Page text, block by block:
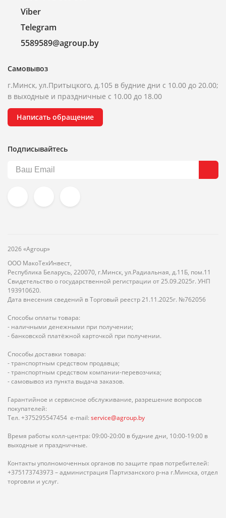
Viber
Telegram
5589589@agroup.by
Самовывоз
г.Минск, ул.Притыцкого, д.105 в будние дни с 10.00 до 20.00;
в выходные и праздничные с 10.00 до 18.00
Написать обращение
Подписывайтесь
2026 «Agroup»
ООО МакоТехИнвест,
Республика Беларусь, 220070, г.Минск, ул.Радиальная, д.11Б, пом.11
Свидетельство о государственной регистрации от 25.09.2025г. УНП
193910620.
Дата внесения сведений в Торговый реестр 21.11.2025г. №762056
Способы оплаты товара:
- наличными денежными при получении;
- банковской платёжной карточкой при получении.
Способы доставки товара:
- транспортным средством продавца;
- транспортным средством компании-перевозчика;
- самовывоз из пункта выдача заказов.
Гарантийное и сервисное обслуживание, разрешение вопросов
покупателей:
Тел. +375295547454 e-mail: service@agroup.by
Время работы колл-центра: 09:00-20:00 в будние дни, 10:00-19:00 в
выходные и праздничные.
Контакты уполномоченных органов по защите прав потребителей:
+375173743973 – администрация Партизанского р-на г.Минска, отдел
торговли и услуг.